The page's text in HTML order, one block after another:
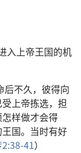
入上帝王国的机
后不久，彼得向
上帝拣选，担
样做才会得
国。当时有好
41）